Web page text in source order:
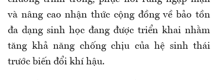
và nâng cao nhận thức cộng đồng về bảo tồn
đa dạng sinh học đang được triển khai nhằm
tăng khả năng chống chịu của hệ sinh thái
trước biến đổi khí hậu.